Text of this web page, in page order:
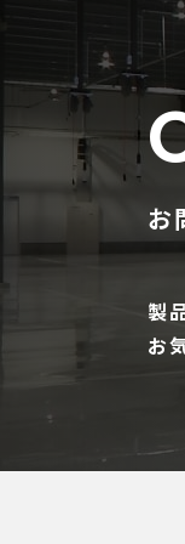
お
製
お